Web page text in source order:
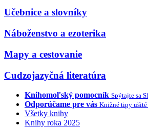
Učebnice a slovníky
Náboženstvo a ezoterika
Mapy a cestovanie
Cudzojazyčná literatúra
Knihomoľský pomocník Spýtajte sa
Odporúčame pre vás Knižné tipy ušité
Všetky knihy
Knihy roka 2025